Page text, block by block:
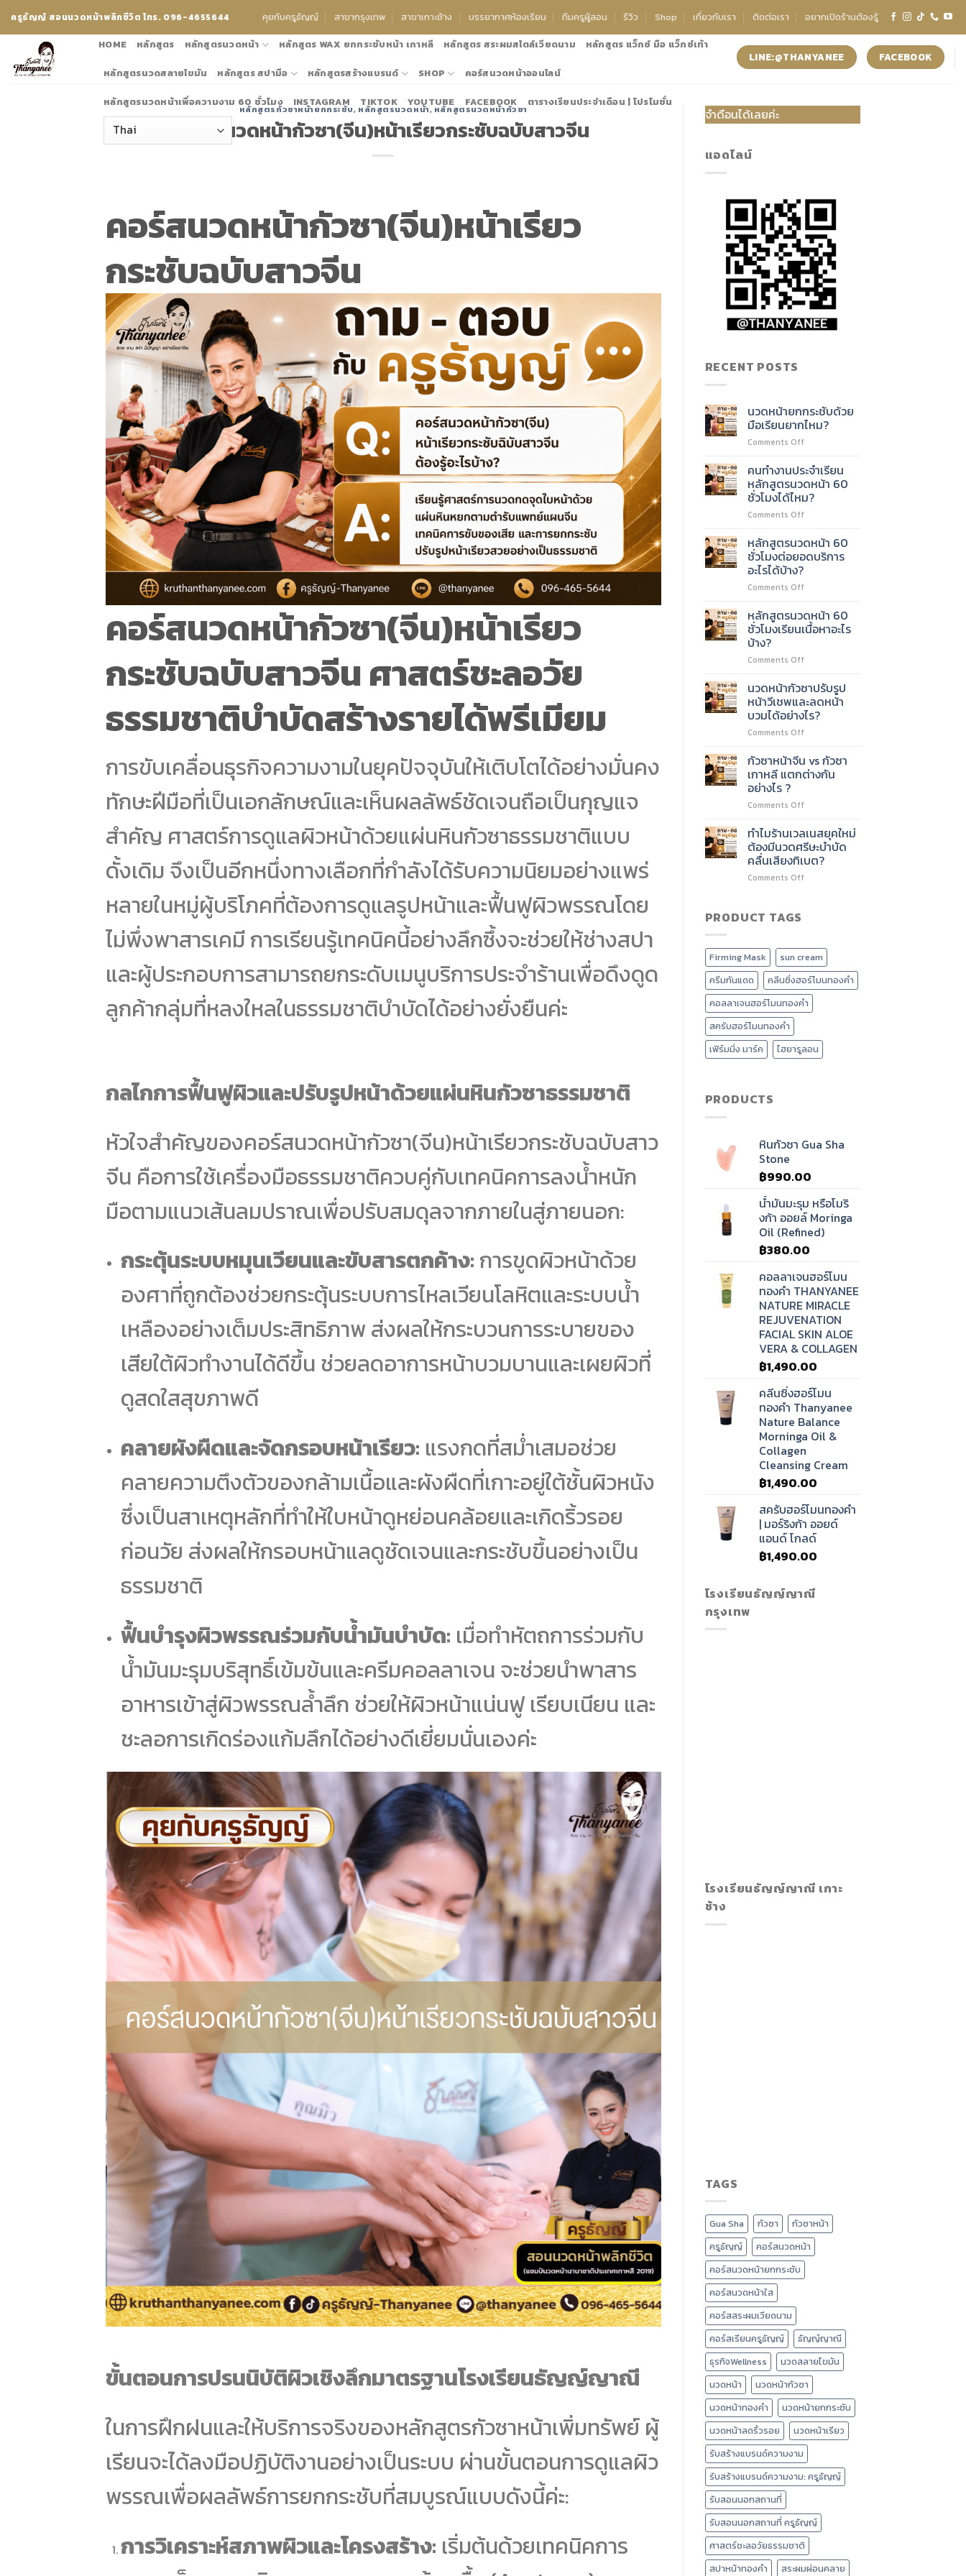
content
ครูธัญญ์ สอนนวดหน้าพลิกชีวิต โทร. 096-4655644 คุยกับครูธัญญ์ สาขากรุงเทพ สาขาเกาะช้าง บรรยากาศห้องเรียน ทีมครูผู้สอน รีวิว Shop เกี่ยวกับเรา ติดต่อเรา
อยากเปิดร้านต้องรู้
HOME
หลักสูตร หลักสูตรนวดหน้า หลักสูตร WAX ยกกระชับหน้า เกาหลี หลักสูตร สระผมสไตล์เวียดนาม หลักสูตร แว็กซ์ มือ แว็กซ์เท้า
หลักสูตรนวดสลายไขมัน หลักสูตร สปามือ หลักสูตรสร้างแบรนด์ SHOP คอร์สนวดหน้าออนไลน์
หลักสูตรนวดหน้าเพื่อความงาม 60 ชั่วโมง INSTAGRAM TIKTOK YOUTUBE FACEBOOK ตารางเรียนประจำเดือน | โปรโมชั่น
LINE:@THANYANEE FACEBOOK
หลักสูตรกัวซาหน้ายกกระชับ, หลักสูตรนวดหน้า, หลักสูตรนวดหน้ากัวซา
คอร์สนวดหน้ากัวซา(จีน)หน้าเรียวกระชับฉบับสาวจีน
คอร์สนวดหน้ากัวซา(จีน)หน้าเรียว
กระชับฉบับสาวจีน
คอร์สนวดหน้ากัวซา(จีน)หน้าเรียว
กระชับฉบับสาวจีน ศาสตร์ชะลอวัย
ธรรมชาติบำบัดสร้างรายได้พรีเมียม
การขับเคลื่อนธุรกิจความงามในยุคปัจจุบันให้เติบโตได้อย่างมั่นคง
ทักษะฝีมือที่เป็นเอกลักษณ์และเห็นผลลัพธ์ชัดเจนถือเป็นกุญแจ
สำคัญ ศาสตร์การดูแลผิวหน้าด้วยแผ่นหินกัวซาธรรมชาติแบบ
ดั้งเดิม จึงเป็นอีกหนึ่งทางเลือกที่กำลังได้รับความนิยมอย่างแพร่
หลายในหมู่ผู้บริโภคที่ต้องการดูแลรูปหน้าและฟื้นฟูผิวพรรณโดย
ไม่พึ่งพาสารเคมี การเรียนรู้เทคนิคนี้อย่างลึกซึ้งจะช่วยให้ช่างสปา
และผู้ประกอบการสามารถยกระดับเมนูบริการประจำร้านเพื่อดึงดูด
ลูกค้ากลุ่มที่หลงใหลในธรรมชาติบำบัดได้อย่างยั่งยืนค่ะ
กลไกการฟื้นฟูผิวและปรับรูปหน้าด้วยแผ่นหินกัวซาธรรมชาติ
หัวใจสำคัญของคอร์สนวดหน้ากัวซา(จีน)หน้าเรียวกระชับฉบับสาว
จีน คือการใช้เครื่องมือธรรมชาติควบคู่กับเทคนิคการลงน้ำหนัก
มือตามแนวเส้นลมปราณเพื่อปรับสมดุลจากภายในสู่ภายนอก:
กระตุ้นระบบหมุนเวียนและขับสารตกค้าง: การขูดผิวหน้าด้วย
องศาที่ถูกต้องช่วยกระตุ้นระบบการไหลเวียนโลหิตและระบบน้ำ
เหลืองอย่างเต็มประสิทธิภาพ ส่งผลให้กระบวนการระบายของ
เสียใต้ผิวทำงานได้ดีขึ้น ช่วยลดอาการหน้าบวมบานและเผยผิวที่
ดูสดใสสุขภาพดี
คลายผังผืดและจัดกรอบหน้าเรียว: แรงกดที่สม่ำเสมอช่วย
คลายความตึงตัวของกล้ามเนื้อและผังผืดที่เกาะอยู่ใต้ชั้นผิวหนัง
ซึ่งเป็นสาเหตุหลักที่ทำให้ใบหน้าดูหย่อนคล้อยและเกิดริ้วรอย
ก่อนวัย ส่งผลให้กรอบหน้าแลดูชัดเจนและกระชับขึ้นอย่างเป็น
ธรรมชาติ
ฟื้นบำรุงผิวพรรณร่วมกับน้ำมันบำบัด: เมื่อทำหัตถการร่วมกับ
น้ำมันมะรุมบริสุทธิ์เข้มข้นและครีมคอลลาเจน จะช่วยนำพาสาร
อาหารเข้าสู่ผิวพรรณล้ำลึก ช่วยให้ผิวหน้าแน่นฟู เรียบเนียน และ
ชะลอการเกิดร่องแก้มลึกได้อย่างดีเยี่ยมนั่นเองค่ะ
ขั้นตอนการปรนนิบัติผิวเชิงลึกมาตรฐานโรงเรียนธัญญ์ญาณี
ในการฝึกฝนและให้บริการจริงของหลักสูตรกัวซาหน้าเพิ่มทรัพย์ ผู้
เรียนจะได้ลงมือปฏิบัติงานอย่างเป็นระบบ ผ่านขั้นตอนการดูแลผิว
พรรณเพื่อผลลัพธ์การยกกระชับที่สมบูรณ์แบบดังนี้ค่ะ:
การวิเคราะห์สภาพผิวและโครงสร้าง: เริ่มต้นด้วยเทคนิคการ
แอดไลน์:@thanyanee เพื่อขอโปรโมชั้นประจำดือนได้เลยค่ะ
แอดไลน์
RECENT POSTS
นวดหน้ายกกระชับด้วย
มือเรียนยากไหม?
Comments Offon
หน้า
ยก
กระชับ
ด้วย
มือ
ยาก
ไหม?
คนทำงานประจำเรียน
หลักสูตรนวดหน้า 60
ชั่วโมงได้ไหม?
Comments Offon
ทำงาน
ประจำ
เรียน
นวด
60
ชั่วโมง
ได้
หลักสูตรนวดหน้า 60
ชั่วโมงต่อยอดบริการ
อะไรได้บ้าง?
Comments Offon
นวด
หน้า
60
ต่อย
บริการ
อะไร
ได้
บ้าง?
หลักสูตรนวดหน้า 60
ชั่วโมงเรียนเนื้อหาอะไร
บ้าง?
Comments Offon
นวด
หน้า
60
ชั่วโมง
เรียน
อะไร
บ้าง?
นวดหน้ากัวซาปรับรูป
หน้าวีเชพและลดหน้า
บวมได้อย่างไร?
Comments Offon
หน้า
กัว
ซา
รูป
วี
เชพ
และ
ลด
หน้า
กัวซาหน้าจีน vs กัวซา
เกาหลี แตกต่างกัน
อย่างไร ?
Comments Offon
ซา
หน้า
จีน
vs
กัว
อย่างไร
?
ทำไมร้านเวลเนสยุคใหม่
ต้องมีนวดศรีษะบำบัด
คลื่นเสียงทิเบต?
Comments Offon
ต้อง
มี
นวด
ศรีษะ
บำบัด
คลื่น
PRODUCT TAGS
Firming Mask
sun cream
ครีมกันแดด
คลีนซิ่งฮอร์โมนทองคำ
คอลลาเจนฮอร์โมนทองคำ
สครับฮอร์โมนทองคำ
เฟิร์มมิ่ง มาร์ค
ไฮยารูลอน
PRODUCTS
หินกัวซา Gua Sha
Stone
฿990.00
น้ำมันมะรุม หรือโมริ
งก้า ออยล์ Moringa
Oil (Refined)
฿380.00
คอลลาเจนฮอร์โมน
ทองคำ THANYANEE
NATURE MIRACLE
REJUVENATION
FACIAL SKIN ALOE
VERA & COLLAGEN
฿1,490.00
คลีนซิ่งฮอร์โมน
ทองคำ Thanyanee
Nature Balance
Morninga Oil &
Collagen
Cleansing Cream
฿1,490.00
สครับฮอร์โมนทองคำ
| มอร์ริงก้า ออยด์
แอนด์ โกลด์
฿1,490.00
โรงเรียนธัญญ์ญาณี
กรุงเทพ
โรงเรียนธัญญ์ญาณี เกาะ
ช้าง
TAGS
Gua Sha กัวซา
กัวซาหน้า
ครูธัญญ์
คอร์สนวดหน้า
คอร์สนวดหน้ายกกระชับ
คอร์สนวดหน้าใส
คอร์สสระผมเวียดนาม
คอร์สเรียนครูธัญญ์
ธัญญ์ญาณี
ธุรกิจWellness
นวดสลายไขมัน
นวดหน้า
นวดหน้ากัวซา
นวดหน้าทองคำ
นวดหน้ายกกระชับ
นวดหน้าลดริ้วรอย
นวดหน้าเรียว
รับสร้างแบรนด์ความงาม
รับสร้างแบรนด์ความงาม: ครูธัญญ์
รับสอนนอกสถานที่
รับสอนนอกสถานที่ ครูธัญญ์
ศาสตร์ชะลอวัยธรรมชาติ
สปาหน้าทองคำ
สระผมผ่อนคลาย